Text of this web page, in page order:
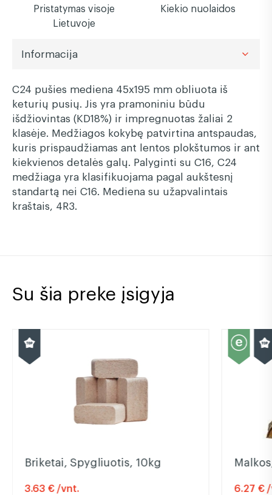
Pristatymas visoje
Lietuvoje
Kiekio nuolaidos
Informacija
C24 pušies mediena 45x195 mm obliuota iš
keturių pusių. Jis yra pramoniniu būdu
išdžiovintas (KD18%) ir impregnuotas žaliai 2
klasėje. Medžiagos kokybę patvirtina antspaudas,
kuris prispaudžiamas ant lentos plokštumos ir ant
kiekvienos detalės galų. Palyginti su C16, C24
medžiaga yra klasifikuojama pagal aukštesnį
standartą nei C16. Mediena su užapvalintais
kraštais, 4R3.
Su šia preke įsigyja
Briketai, Spygliuotis, 10kg
3.63 € /vnt. 6.27 €